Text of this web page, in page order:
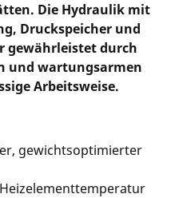
Die Hydraulik mit
Druckspeicher und
gewährleistet durch
und wartungsarmen
Arbeitsweise.
gewichtsoptimierter